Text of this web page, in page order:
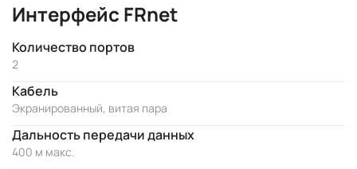
Интерфейс FRnet
Количество портов
2
Кабель
Экранированный, витая пара
Дальность передачи данных
400 м макс.